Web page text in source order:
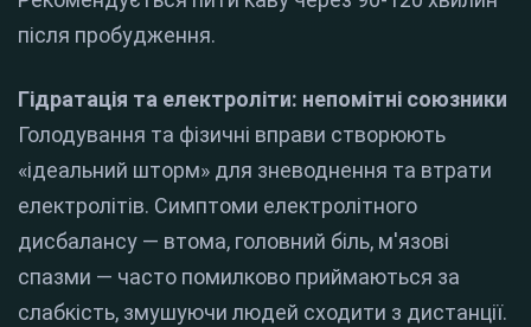
після пробудження.
Гідратація та електроліти: непомітні союзники
Голодування та фізичні вправи створюють
«ідеальний шторм» для зневоднення та втрати
електролітів. Симптоми електролітного
дисбалансу — втома, головний біль, м'язові
спазми — часто помилково приймаються за
слабкість, змушуючи людей сходити з дистанції.